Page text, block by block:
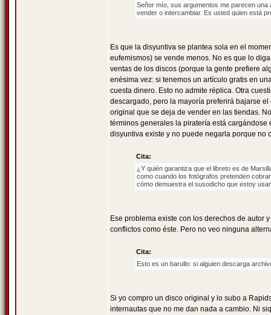
Señor mío, sus argumentos me parecen una
vender o intercambiar. Es usted quien está
Es que la disyuntiva se plantea sola en el
eufemismos) se vende menos. No es que lo
ventas de los discos (porque la gente prefiere
enésima vez: si tenemos un artículo gratis en
cuesta dinero. Esto no admite réplica. Otra
descargado, pero la mayoría preferirá bajarse
original que se deja de vender en las tiendas.
términos generales la piratería está
disyuntiva existe y no puede negarla porque no
Cita:
¿Y quién garantiza que el libreto es de
como cuando los fotógrafos pretenden
cómo demuestra el susodicho que estoy
Ese problema existe con los derechos de autor
conflictos como éste. Pero no veo ninguna
Cita:
Esto es un barullo: si alguien descarga
Si yo compro un disco original y lo subo a
internautas que no me dan nada a cambio. Ni